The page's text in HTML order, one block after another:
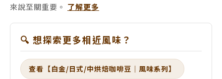
來說至關重要。 了解更多
🔍 想探索更多相近風味？
查看【白金/日式/中烘焙咖啡豆｜風味系列】